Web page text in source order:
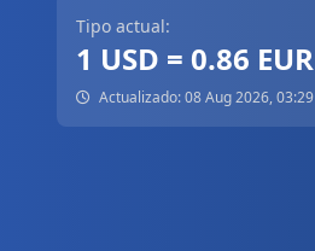
Tipo actual:
1 USD = 0.86 EUR
Actualizado: 08 Aug 2026, 03:29